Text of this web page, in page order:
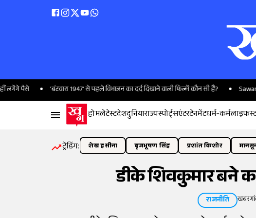
'बंटवारा 1947' से पहले विभाजन का दर्द दिखाने वाली फिल्में कौन सी हैं? Sawan
होमलेटेस्टदेशदुनियाराज्यस्पोर्ट्सएंटरटेनमेंटधर्म-कर्म
ट्रेंडिंग: शेख हसीना बृजभूषण सिंह प्रशांत किशोर
डीके शिवकुमार बने
राजनीति